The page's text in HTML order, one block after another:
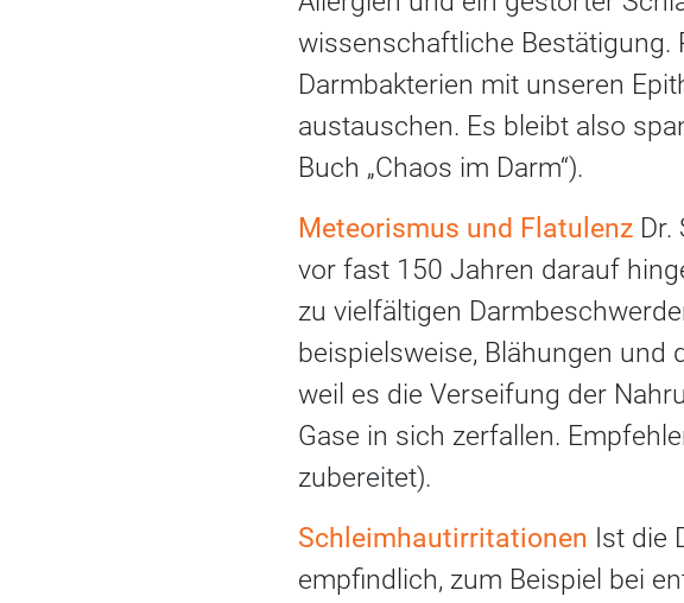
wissenschaftliche Bestätigung.
Darmbakterien mit unseren
austauschen. Es bleibt also
Buch „Chaos im Darm“).
Meteorismus und Flatulenz Dr.
vor fast 150 Jahren darauf
zu vielfältigen
beispielsweise, Blähungen und
weil es die Verseifung der
Gase in sich zerfallen.
zubereitet).
Schleimhautirritationen Ist die
empfindlich, zum Beispiel bei